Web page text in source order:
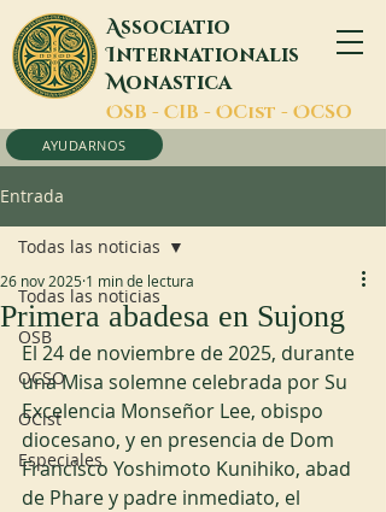
Associatio
Internationalis
Monastica
OSB - CIB - OCist - OCSO
AYUDARNOS
Entrada
Todas las noticias
OSB
OCSO
OCist
Especiales
Todas las noticias
Primera abadesa en Sujong
26 nov 2025 1 min de lectura
El 24 de noviembre de 2025, durante
una Misa solemne celebrada por Su
Excelencia Monseñor Lee, obispo
diocesano, y en presencia de Dom
Francisco Yoshimoto Kunihiko, abad
de Phare y padre inmediato, el